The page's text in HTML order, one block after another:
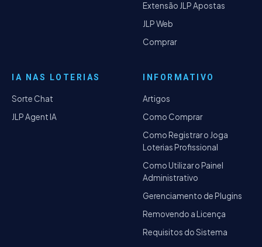
Extensão JLP Apostas
JLP Web
Comprar
IA NAS LOTERIAS
Sorte Chat
JLP Agent IA
INFORMATIVO
Artigos
Como Comprar
Como Registrar o Joga
Loterias Profissional
Como Utilizar o Painel
Administrativo
Gerenciamento de Plugins
Removendo a Licença
Requisitos do Sistema